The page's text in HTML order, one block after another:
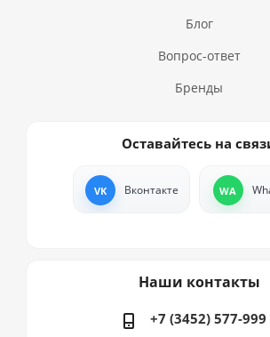
Блог
Вопрос-ответ
Бренды
Оставайтесь на
Вконтакте
Наши контакты
+7 (3452) 577-999